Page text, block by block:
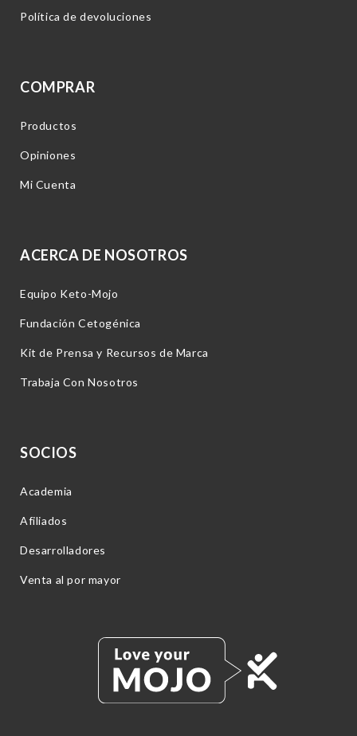
Política de devoluciones
COMPRAR
Productos
Opiniones
Mi Cuenta
ACERCA DE NOSOTROS
Equipo Keto-Mojo
Fundación Cetogénica
Kit de Prensa y Recursos de Marca
Trabaja Con Nosotros
SOCIOS
Academia
Afiliados
Desarrolladores
Venta al por mayor